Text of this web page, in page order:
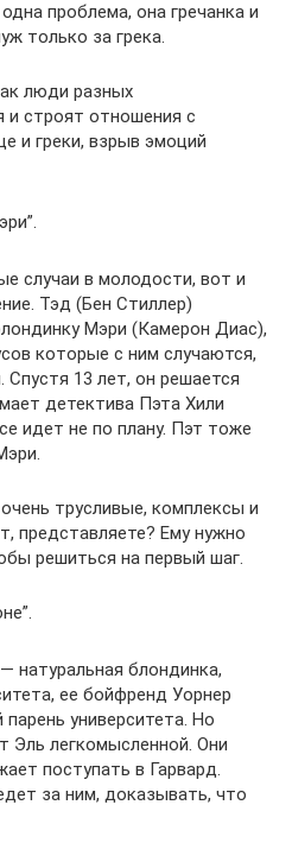
проблема, она гречанка и
только за грека.
люди разных
и строят отношения с
и греки, взрыв эмоций
случаи в молодости, вот и
Тэд (Бен Стиллер)
Мэри (Камерон Диас),
которые с ним случаются,
Спустя 13 лет, он решается
детектива Пэта Хили
идет не по плану. Пэт тоже
трусливые, комплексы и
представляете? Ему нужно
решиться на первый шаг.
натуральная блондинка,
ее бойфренд Уорнер
университета. Но
Эль легкомысленной. Они
поступать в Гарвард.
за ним, доказывать, что